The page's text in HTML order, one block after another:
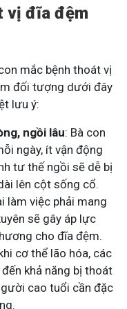
vị đĩa đệm
mắc bệnh thoát vị
đối tượng dưới đây
lưu ý:
ngồi lâu: Bà con
ngày, ít vận động
tư thế ngồi sẽ dễ bị
lên cột sống cổ.
làm việc phải mang
sẽ gây áp lực
cho đĩa đệm.
cơ thể lão hóa, các
khả năng bị thoát
cao tuổi cần đặc